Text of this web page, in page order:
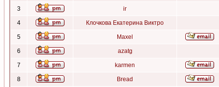
3 ir
4 Клочкова Екатерина Виктро
5 Maxel
6 azatg
7 karmen
8 Bread